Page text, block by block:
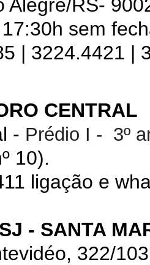
Alegre/RS-
17:30h sem
| 3224.4421 |
CENTRAL
- Prédio I - 3º
10).
ligação e
- SANTA
322/